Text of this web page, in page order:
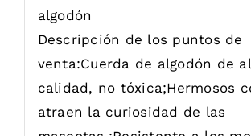
algodón
Descripción de los puntos de
venta:Cuerda de algodón de
calidad, no tóxica;Hermosos
atraen la curiosidad de las